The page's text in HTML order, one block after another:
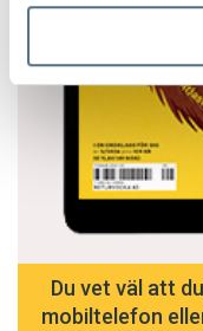
Du vet väl att
mobiltelefon